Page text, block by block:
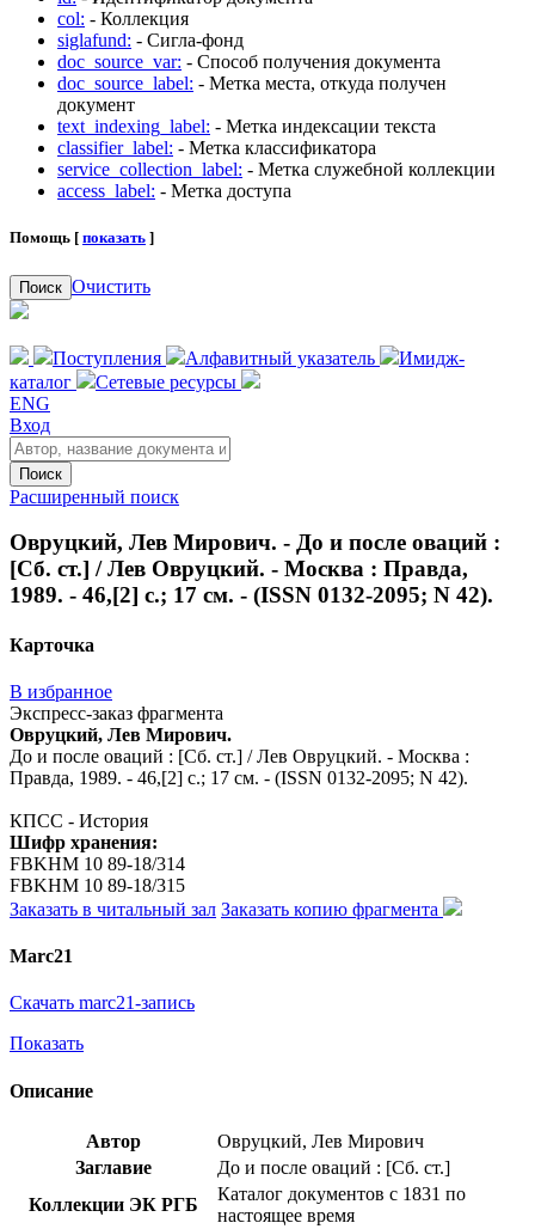
col: - Коллекция
siglafund: - Сигла-фонд
doc_source_var: - Способ получения документа
doc_source_label: - Метка места, откуда получен
документ
text_indexing_label: - Метка индексации текста
classifier_label: - Метка классификатора
service_collection_label: - Метка служебной коллекции
access_label: - Метка доступа
Помощь [ показать ]
Поиск Очистить
Поступления Алфавитный указатель
Имидж-
каталог
Сетевые ресурсы
ENG
Вход
Поиск
Расширенный поиск
Овруцкий, Лев Мирович. - До и после оваций :
[Сб. ст.] / Лев Овруцкий. - Москва : Правда,
1989. - 46,[2] с.; 17 см. - (ISSN 0132-2095; N 42).
Карточка
В избранное
Экспресс-заказ фрагмента
Овруцкий, Лев Мирович.
До и после оваций : [Сб. ст.] / Лев Овруцкий. - Москва :
Правда, 1989. - 46,[2] с.; 17 см. - (ISSN 0132-2095; N 42).
КПСС - История
Шифр хранения:
FBKHM 10 89-18/314
FBKHM 10 89-18/315
Заказать в читальный зал Заказать копию фрагмента
Marc21
Скачать marc21-запись
Показать
Описание
Автор
Овруцкий, Лев Мирович
Заглавие
До и после оваций : [Сб. ст.]
Коллекции ЭК РГБ
Каталог документов с 1831 по
настоящее время